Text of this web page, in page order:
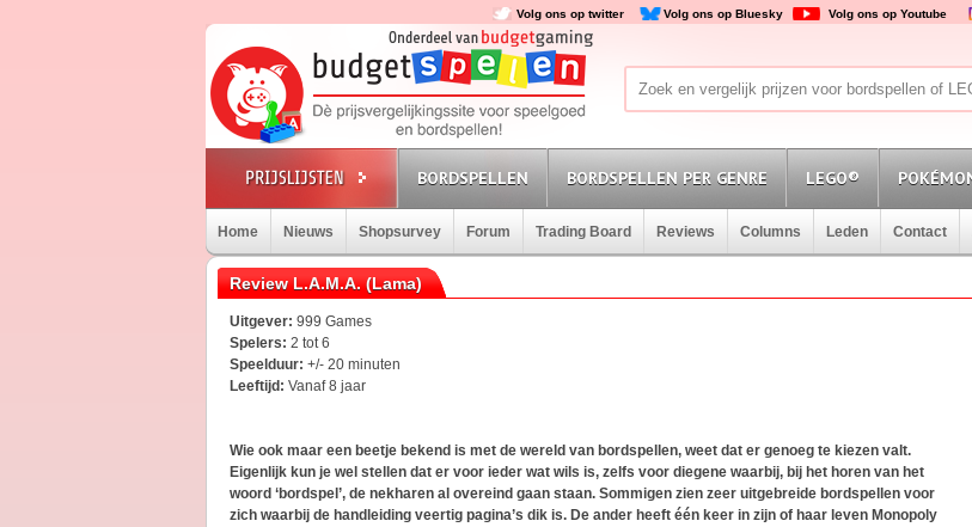
Volg ons op twitter Volg ons op Bluesky Volg ons op Youtube
BORDSPELLEN BORDSPELLEN PER GENRE LEGO®
Home Nieuws Shopsurvey Forum Trading Board Reviews Columns Leden Contact
Review L.A.M.A. (Lama)
Uitgever: 999 Games
Spelers: 2 tot 6
Speelduur: +/- 20 minuten
Leeftijd: Vanaf 8 jaar
Wie ook maar een beetje bekend is met de wereld van bordspellen, weet dat er genoeg te kiezen valt.
Eigenlijk kun je wel stellen dat er voor ieder wat wils is, zelfs voor diegene waarbij, bij het horen van het
woord ‘bordspel’, de nekharen al overeind gaan staan. Sommigen zien zeer uitgebreide bordspellen voor
zich waarbij de handleiding veertig pagina’s dik is. De ander heeft één keer in zijn of haar leven Monopoly